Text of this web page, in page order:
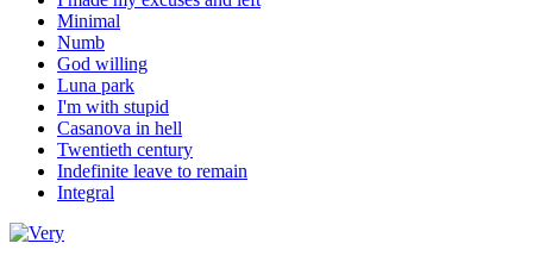
Minimal
Numb
God willing
Luna park
I'm with stupid
Casanova in hell
Twentieth century
Indefinite leave to remain
Integral